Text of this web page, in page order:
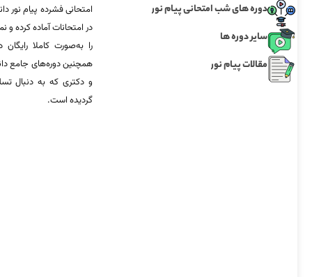
دوره های شب امتحانی پیام نور
سایر دوره ها
مقالات پیام نور
امتحانی فشرده پیام نور
در امتحانات آماده‌ کرده
را به‌صورت کاملا
همچنین دوره‌های جامع
و دکتری که به دنبال
گردیده است.